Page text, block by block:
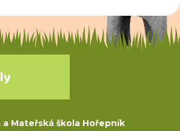
a Mateřská škola Hořepník